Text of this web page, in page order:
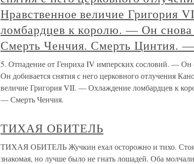
Нравственное величие Григория
ломбардцев к королю. — Он
Смерть Ченчия. Смерть Цинтия.
5. Отпадение от Генриха IV имперских сословий. — Он
Он добивается снятия с него церковного отлучения
величие Григория VII. — Охлаждение ломбардцев к
— Смерть Ченчия.
ТИХАЯ ОБИТЕЛЬ
ТИХАЯ ОБИТЕЛЬ Жучкин ехал осторожно и тихо.
знакомая, но лучше было не гнать лошадей. Оба